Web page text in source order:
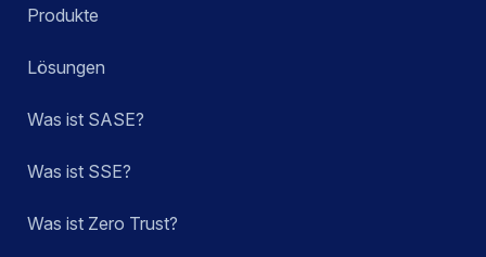
Produkte
Lösungen
Was ist SASE?
Was ist SSE?
Was ist Zero Trust?